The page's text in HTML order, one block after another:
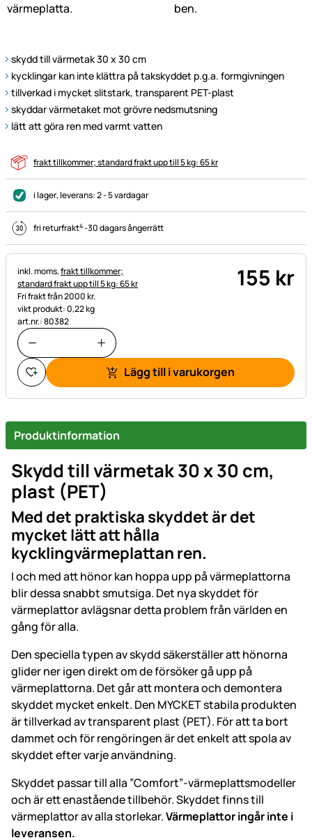
skydd till värmetak 30 x 30 cm
kycklingar kan inte klättra på takskyddet p.g.a. formgivningen
tillverkad i mycket slitstark, transparent PET-plast
skyddar värmetaket mot grövre nedsmutsning
lätt att göra ren med varmt vatten
frakt tillkommer; standard frakt upp till 5 kg: 65 kr
i lager, leverans:2 - 5 vardagar
fri returfrakt4-30 dagars ångerrätt
Skatteinformation:
inkl. moms,frakt tillkommer;
standard frakt upp till 5 kg: 65 kr
Fri frakt från 2000 kr.
vikt produkt: 0,22 kg
art.nr.: 80382
155 kr
Lägg till i varukorgen
Produktinformation
Skydd till värmetak30 x 30 cm,
plast (PET)
Med det praktiska skyddet är det
mycket lätt att hålla
kycklingvärmeplattan ren.
I och med att hönor kan hoppa upp på värmeplattorna
blir dessa snabbt smutsiga. Det nya skyddet för
värmeplattor avlägsnar detta problem från världen en
gång för alla.
Den speciella typen av skydd säkerställer att hönorna
glider ner igen direkt om de försöker gå upp på
värmeplattorna. Det går att montera och demontera
skyddet mycket enkelt. Den MYCKET stabila produkten
är tillverkad av transparent plast (PET). För att ta bort
dammet och för rengöringen är det enkelt att spola av
skyddet efter varje användning.
Skyddet passar till alla ”Comfort”-värmeplattsmodeller
och är ett enastående tillbehör. Skyddet finns till
värmeplattor av alla storlekar.Värmeplattor ingår inte i
leveransen.